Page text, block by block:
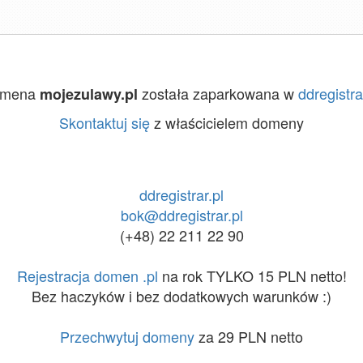
mojezulawy.pl została zaparkowana w
Skontaktuj sięz właścicielem domeny
ddregistrar.pl
bok@ddregistrar.pl
(+48) 22 211 22 90
Rejestracja domen .pl na rok TYLKO 15 PLN netto!
Bez haczyków i bez dodatkowych warunków :)
Przechwytuj domenyza 29 PLN netto